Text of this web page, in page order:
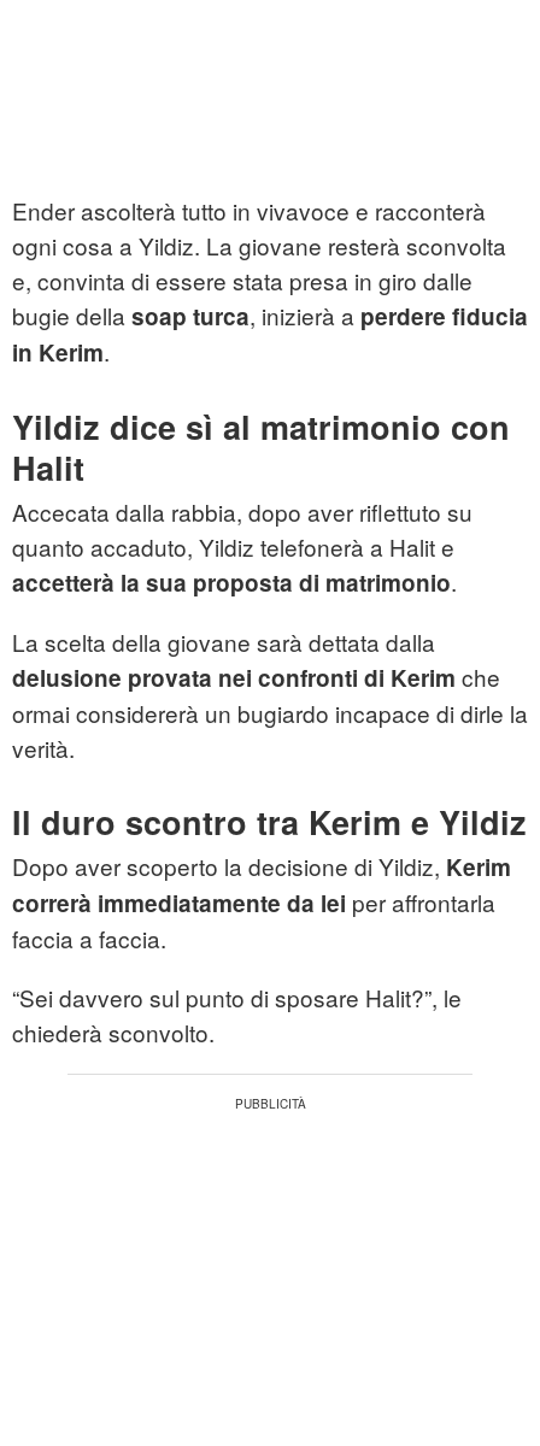
Ender ascolterà tutto in vivavoce e racconterà
ogni cosa a Yildiz. La giovane resterà sconvolta
e, convinta di essere stata presa in giro dalle
bugie della soap turca, inizierà a perdere fiducia
in Kerim.
Yildiz dice sì al matrimonio con
Halit
Accecata dalla rabbia, dopo aver riflettuto su
quanto accaduto, Yildiz telefonerà a Halit e
accetterà la sua proposta di matrimonio.
La scelta della giovane sarà dettata dalla
delusione provata nei confronti di Kerim che
ormai considererà un bugiardo incapace di dirle la
verità.
Il duro scontro tra Kerim e Yildiz
Dopo aver scoperto la decisione di Yildiz, Kerim
correrà immediatamente da lei per affrontarla
faccia a faccia.
“Sei davvero sul punto di sposare Halit?”, le
chiederà sconvolto.